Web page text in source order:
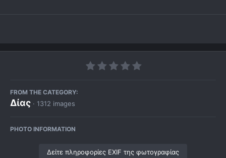
FROM THE CATEGORY:
Δίας · 1312 images
PHOTO INFORMATION
Δείτε πληροφορίες EXIF της φωτογραφίας